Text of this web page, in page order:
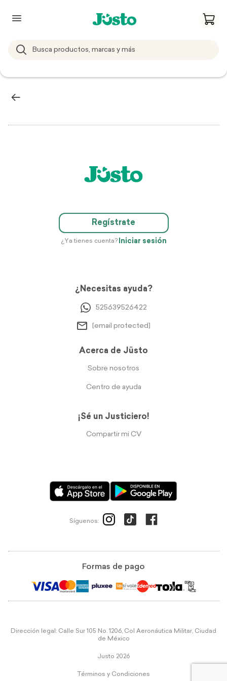
Regístrate
¿Ya tienes cuenta? Iniciar sesión
¿Necesitas ayuda?
525639526422
[email protected]
Acerca de Jüsto
Sobre nosotros
Centro de ayuda
¡Sé un Justiciero!
Compartir mi CV
Síguenos:
Formas de pago
Dirección legal: Calle Sur 105 No. 1206, Col Aeronáutica Militar, Ciudad
de México
Justo 2026
Términos y Condiciones